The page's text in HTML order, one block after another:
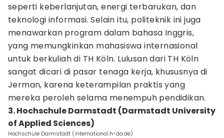
seperti keberlanjutan, energi terbarukan, dan
teknologi informasi. Selain itu, politeknik ini juga
menawarkan program dalam bahasa Inggris,
yang memungkinkan mahasiswa internasional
untuk berkuliah di TH Köln. Lulusan dari TH Köln
sangat dicari di pasar tenaga kerja, khususnya di
Jerman, karena keterampilan praktis yang
mereka peroleh selama menempuh pendidikan.
3. Hochschule Darmstadt (Darmstadt University
of Applied Sciences)
Hochschule Darmstadt (international.h-da.de)